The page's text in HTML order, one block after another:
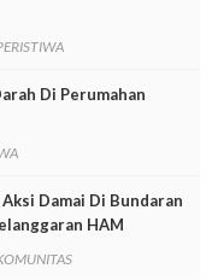
Di Perumahan
Damai Di Bundaran
HAM